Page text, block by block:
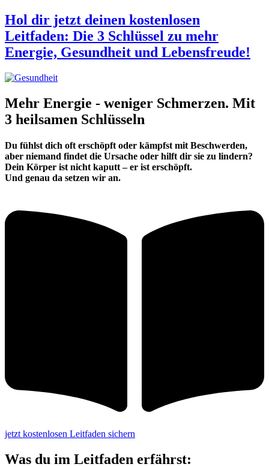
Hol dir jetzt deinen kostenlosen
Leitfaden: Die 3 Schlüssel zu mehr
Energie, Gesundheit und Lebensfreude!
Mehr Energie - weniger Schmerzen. Mit
3 heilsamen Schlüsseln
Du fühlst dich oft erschöpft oder kämpfst mit Beschwerden,
aber niemand findet die Ursache oder hilft dir sie zu lindern?
Dein Körper ist nicht kaputt – er ist erschöpft.
Und genau da setzen wir an.
jetzt kostenlosen Leitfaden sichern
Was du im Leitfaden erfährst: